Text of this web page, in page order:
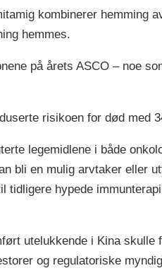
kombinerer hemming
hemmes.
på årets ASCO – noe
risikoen for død med
legemidlene i både
bli en mulig arvtaker eller
hypede
utelukkende i Kina
og regulatoriske